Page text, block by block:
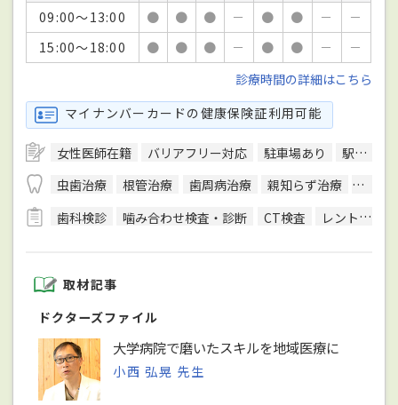
09:00～13:00
● ● ● － ● ● －
－
15:00～18:00
● ● ● － ● ● －
－
診療時間の詳細はこちら
マイナンバーカードの健康保険証利用可能
女性医師在籍 バリアフリー対応 駐車場あり
駅徒歩5分圏内
虫歯治療
根管治療 歯周病治療 親知らず治療
顎関
歯科検診
噛み合わせ検査・診断 CT検査 レントゲン検査
取材記事
ドクターズファイル
大学病院で磨いたスキルを地域医療に
小西 弘晃 先生